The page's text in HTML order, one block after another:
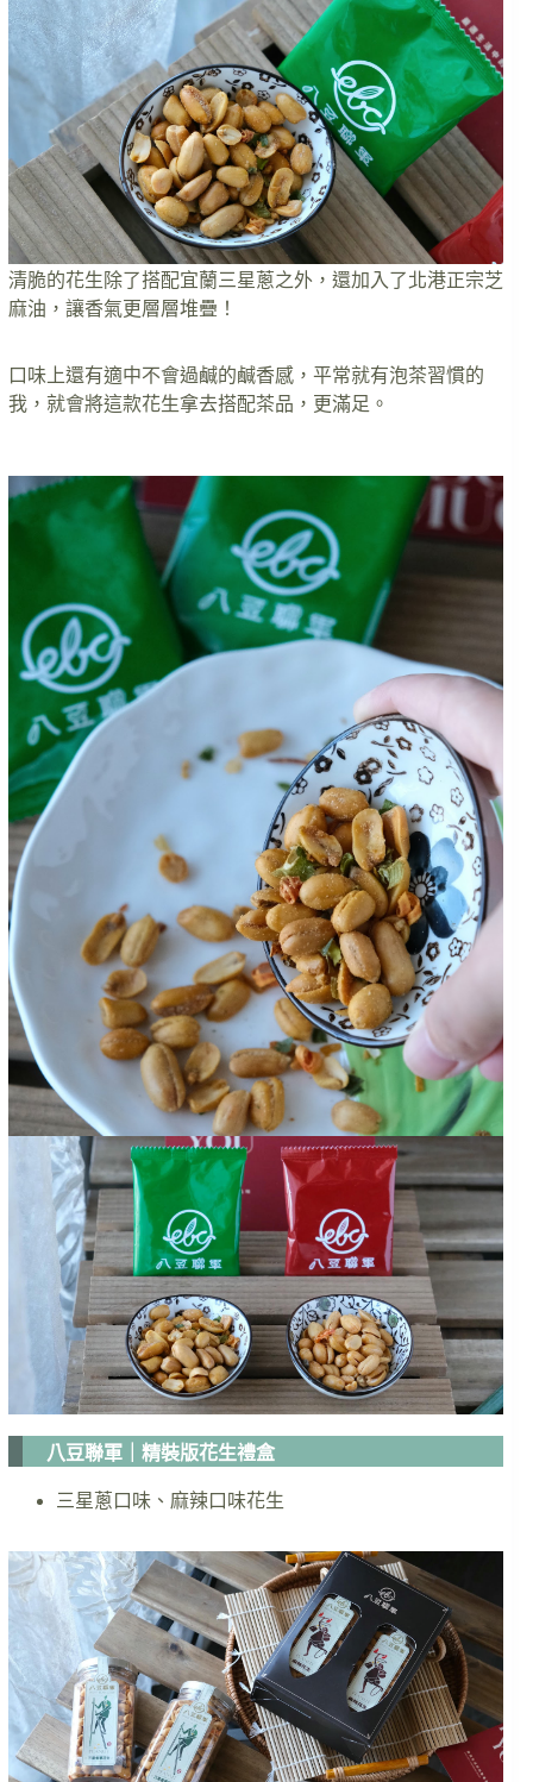
清脆的花生除了搭配宜蘭三星蔥之外，還加入了北港正宗芝
麻油，讓香氣更層層堆疊！
口味上還有適中不會過鹹的鹹香感，平常就有泡茶習慣的
我，就會將這款花生拿去搭配茶品，更滿足。
八豆聯軍｜精裝版花生禮盒
三星蔥口味、麻辣口味花生